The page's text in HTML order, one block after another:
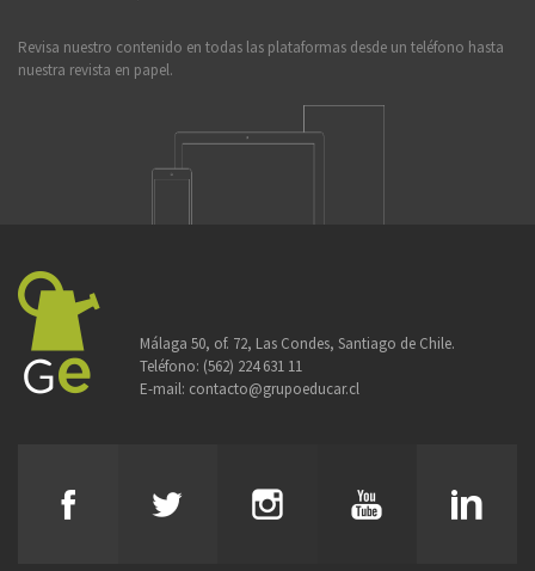
Revisa nuestro contenido en todas las plataformas desde un teléfono hasta
nuestra revista en papel.
Málaga 50, of. 72, Las Condes, Santiago de Chile.
Teléfono: (562) 224 631 11
E-mail: contacto@grupoeducar.cl